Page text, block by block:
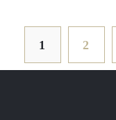
1 2